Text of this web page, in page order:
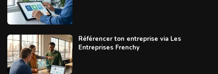
Référencer ton entreprise via Les
Entreprises Frenchy